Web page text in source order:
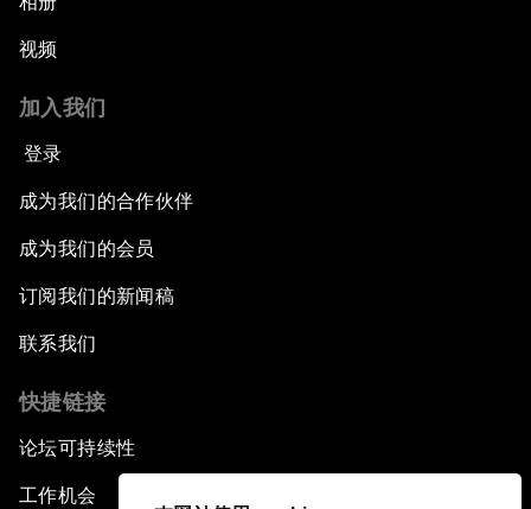
视频
加入我们
登录
成为我们的合作伙伴
成为我们的会员
订阅我们的新闻稿
联系我们
快捷链接
论坛可持续性
工作机会